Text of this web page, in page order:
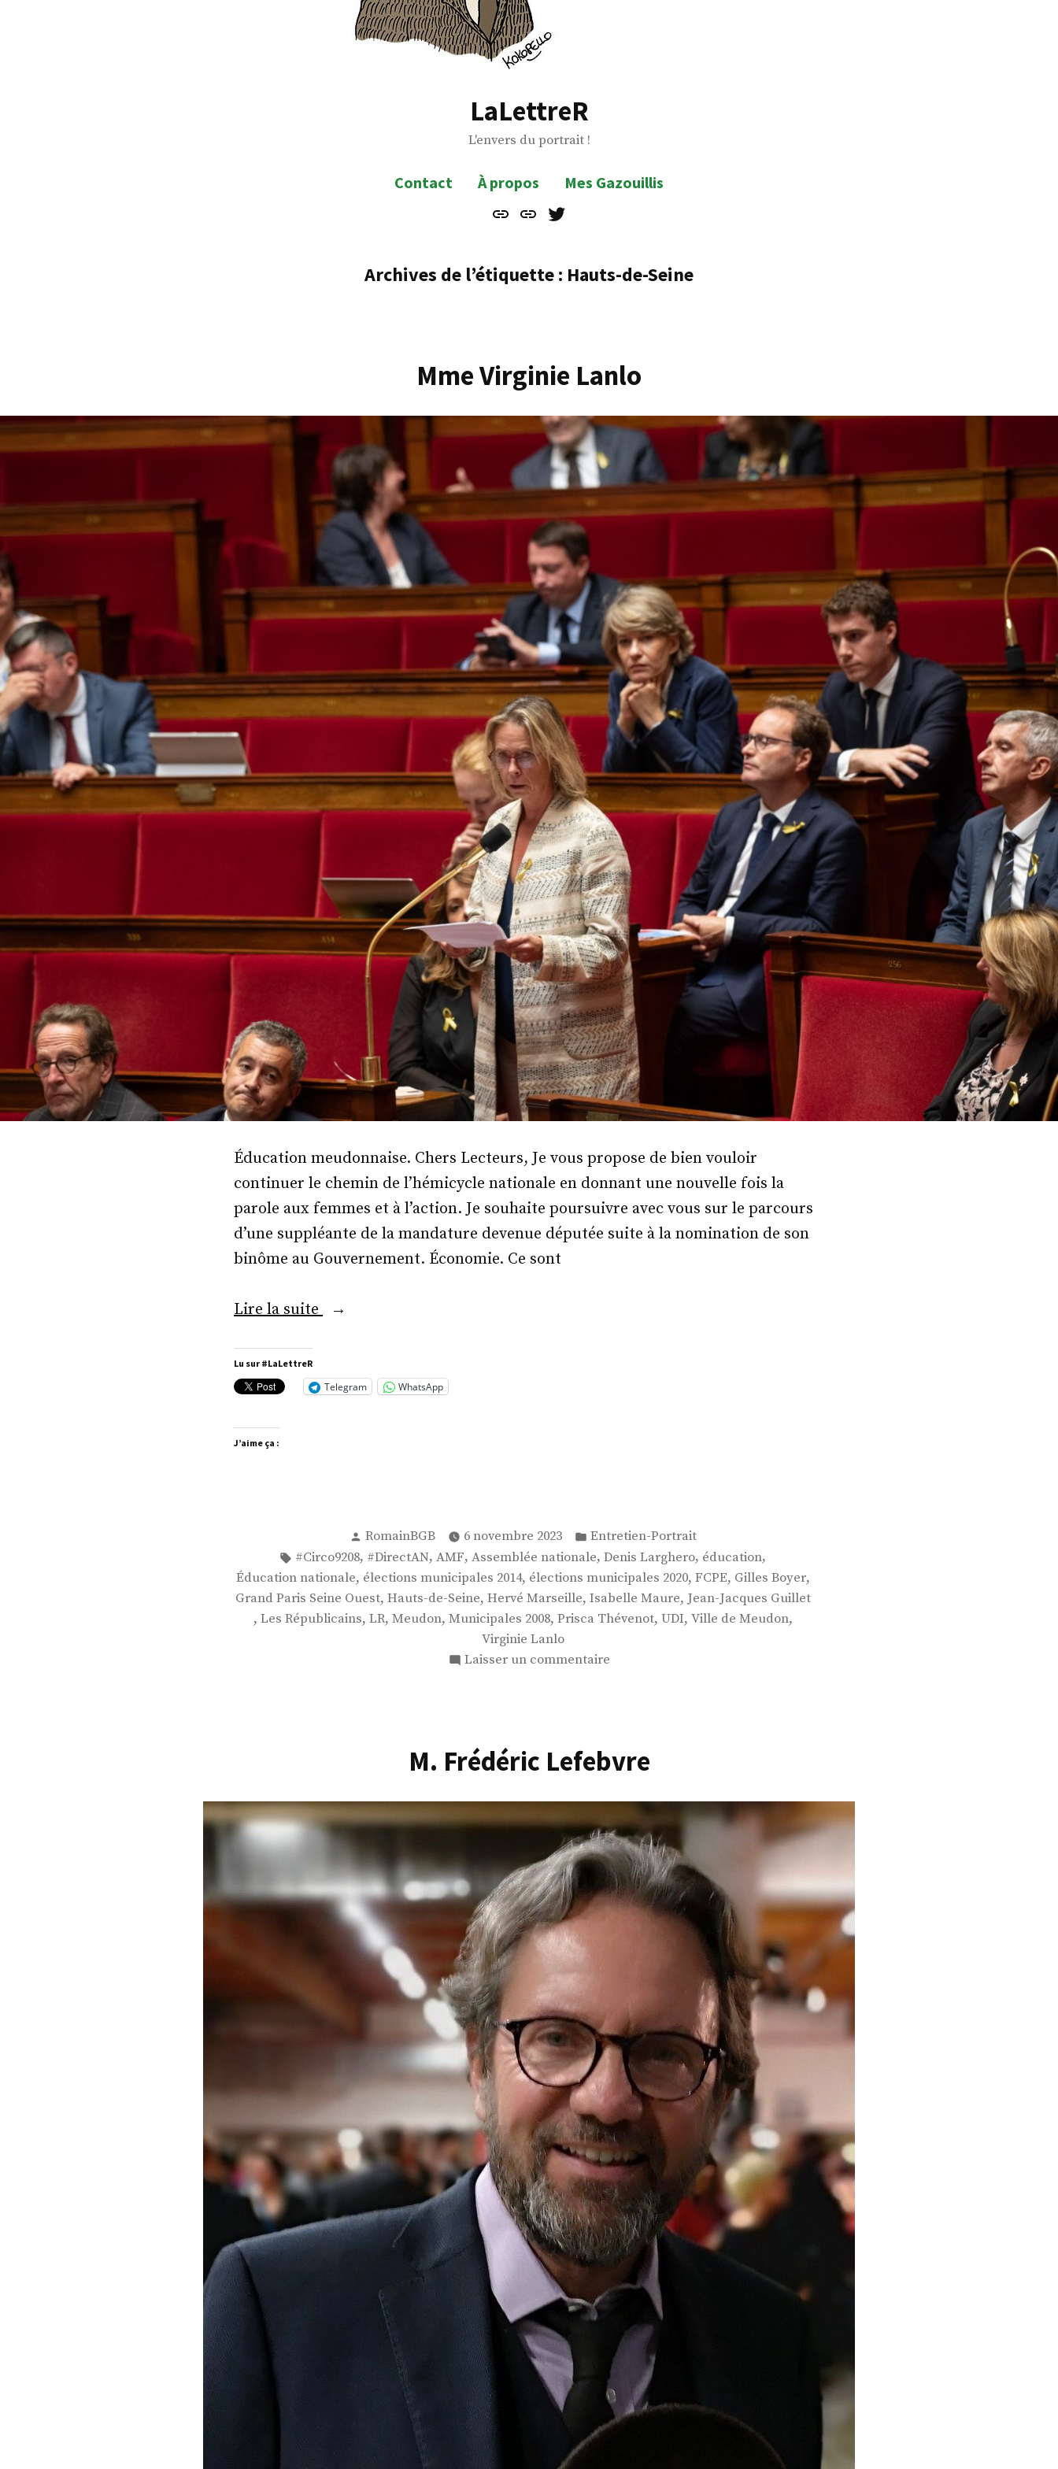
LaLettreR
L'envers du portrait !
Contact À propos
Mes Gazouillis
Contact
À
Mes
Archives de l’étiquette : Hauts-de-Seine
Mme Virginie Lanlo
Éducation meudonnaise. Chers Lecteurs, Je vous propose de bien vouloir
continuer le chemin de l’hémicycle nationale en donnant une nouvelle fois la
parole aux femmes et à l’action. Je souhaite poursuivre avec vous sur le parcours
d’une suppléante de la mandature devenue députée suite à la nomination de son
binôme au Gouvernement. Économie. Ce sont
Lire la suite « Mme
Lu sur #LaLettreR
Telegram WhatsApp
J’aime ça :
Publié
par
RomainBGB 6 novembre 2023
Publié
dans
Entretien-Portrait
Étiquettes :
#Circo9208, #DirectAN, AMF, Assemblée nationale, Denis Larghero, éducation,
Éducation nationale, élections municipales 2014, élections municipales 2020, FCPE, Gilles Boyer,
Grand Paris Seine Ouest, Hauts-de-Seine, Hervé Marseille, Isabelle Maure, Jean-Jacques Guillet
, Les Républicains, LR, Meudon, Municipales 2008, Prisca Thévenot, UDI, Ville de Meudon,
Virginie Lanlo
Laisser un commentairesur
M. Frédéric Lefebvre